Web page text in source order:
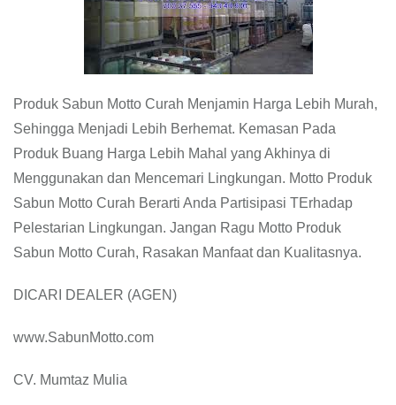
Produk Sabun Motto Curah Menjamin Harga Lebih Murah,
Sehingga Menjadi Lebih Berhemat. Kemasan Pada
Produk Buang Harga Lebih Mahal yang Akhinya di
Menggunakan dan Mencemari Lingkungan. Motto Produk
Sabun Motto Curah Berarti Anda Partisipasi TErhadap
Pelestarian Lingkungan. Jangan Ragu Motto Produk
Sabun Motto Curah, Rasakan Manfaat dan Kualitasnya.
DICARI DEALER (AGEN)
www.SabunMotto.com
CV. Mumtaz Mulia